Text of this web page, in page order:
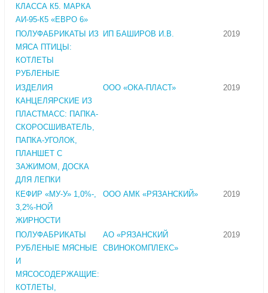
КЛАССА К5. МАРКА
АИ-95-К5 «ЕВРО 6»
ПОЛУФАБРИКАТЫ ИЗ
МЯСА ПТИЦЫ:
КОТЛЕТЫ
РУБЛЕНЫЕ
ИП БАШИРОВ И.В. 2019
ИЗДЕЛИЯ
КАНЦЕЛЯРСКИЕ ИЗ
ПЛАСТМАСС: ПАПКА-
СКОРОСШИВАТЕЛЬ,
ПАПКА-УГОЛОК,
ПЛАНШЕТ С
ЗАЖИМОМ, ДОСКА
ДЛЯ ЛЕПКИ
ООО «ОКА-ПЛАСТ» 2019
КЕФИР «МУ-У» 1,0%-,
3,2%-НОЙ
ЖИРНОСТИ
ООО АМК «РЯЗАНСКИЙ» 2019
ПОЛУФАБРИКАТЫ
РУБЛЕНЫЕ МЯСНЫЕ
И
МЯСОСОДЕРЖАЩИЕ:
КОТЛЕТЫ,
АО «РЯЗАНСКИЙ
СВИНОКОМПЛЕКС»
2019